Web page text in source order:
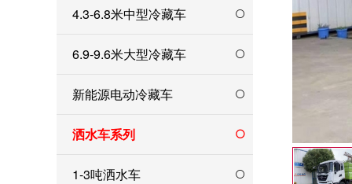
4.3-6.8米中型冷藏车
6.9-9.6米大型冷藏车
新能源电动冷藏车
洒水车系列
1-3吨洒水车